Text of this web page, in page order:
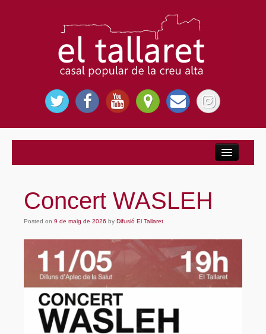
El Casal Popular
Per què El Tallaret?
Sòcies i socis
Organització
On som?
Concert WASLEH
Posted on 9 de maig de 2026 by Difusió El Tallaret